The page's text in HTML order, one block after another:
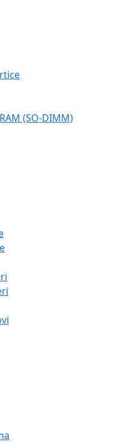
(SO-DIMM)